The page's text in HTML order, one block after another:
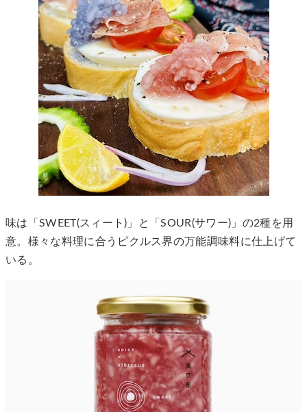
味は「SWEET(スィート)」と「SOUR(サワー)」の2種を用
意。様々な料理に合うピクルス界の万能調味料に仕上げて
いる。